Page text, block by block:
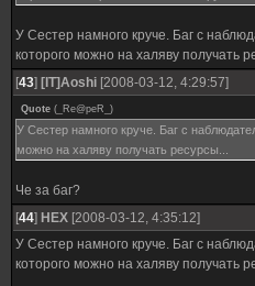
У Сестер намного круче. Баг с
которого можно на халяву получать
[43] [IT]Aoshi [2008-03-12, 4:29:57]
Quote ( _Re@peR_ )
У Сестер намного круче. Баг с
можно на халяву получать ресурсы...
Че за баг?
[44] HEX [2008-03-12, 4:35:12]
У Сестер намного круче. Баг с
которого можно на халяву получать